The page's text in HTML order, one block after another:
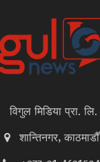
विगुल मिडिया प्रा. लि.
शान्तिनगर, काठमाडौँ